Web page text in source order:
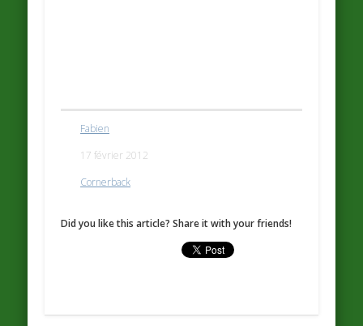
Fabien
17 février 2012
Cornerback
Did you like this article? Share it with your friends!